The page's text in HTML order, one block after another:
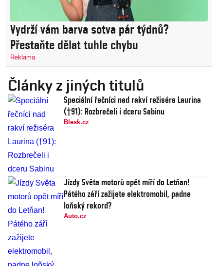
Vydrží vám barva sotva pár týdnů?
Přestaňte dělat tuhle chybu
Reklama
Články z jiných titulů
Speciální řečníci nad rakví režiséra Laurina
(†91): Rozbrečeli i dceru Sabinu
Blesk.cz
Jízdy Světa motorů opět míří do Letňan!
Pátého září zažijete elektromobil, padne
loňský rekord?
Auto.cz